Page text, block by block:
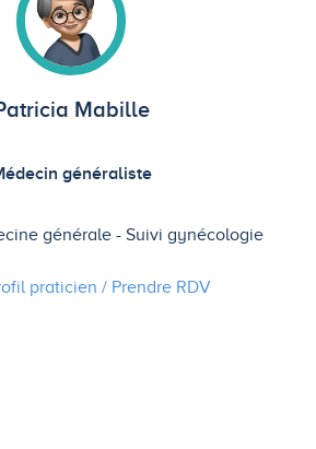
Mabille
généraliste
générale Suivi gynécologie
praticien / Prendre RDV